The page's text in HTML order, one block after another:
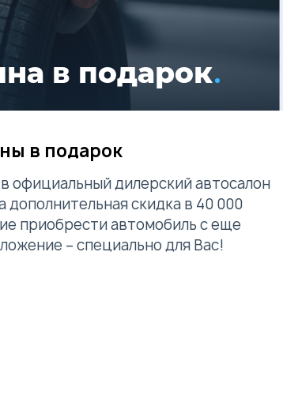
в подарок
в подарок
официальный дилерский автосалон
дополнительная скидка в 40 000
приобрести автомобиль с еще
– специально для Вас!